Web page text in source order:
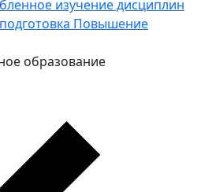
изучение дисциплин
Повышение
образование